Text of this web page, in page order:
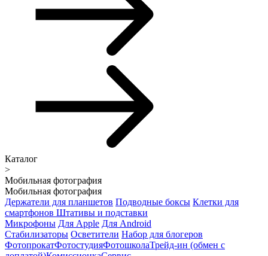
Каталог
>
Мобильная фотография
Мобильная фотография
Держатели для планшетов Подводные боксы Клетки для
смартфонов Штативы и подставки
Микрофоны Для Apple Для Android
Стабилизаторы Осветители Набор для блогеров
ФотопрокатФотостудияФотошколаТрейд-ин (обмен с